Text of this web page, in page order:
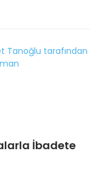
İbadete